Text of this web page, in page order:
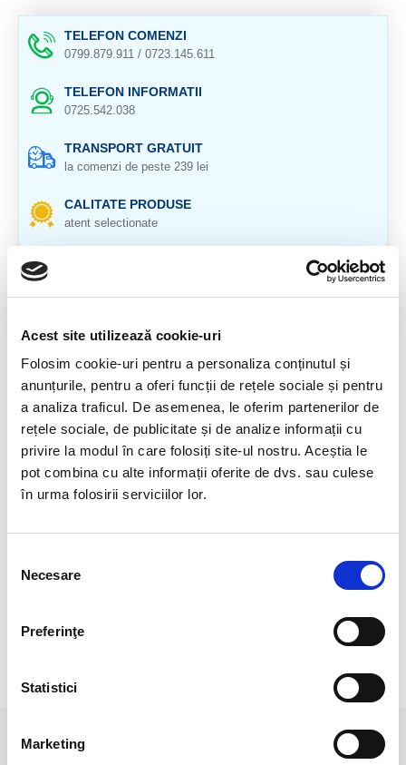
Acest site utilizează cookie-uri
Folosim cookie-uri pentru a personaliza conținutul și
anunțurile, pentru a oferi funcții de rețele sociale și pentru
a analiza traficul. De asemenea, le oferim partenerilor de
rețele sociale, de publicitate și de analize informații cu
privire la modul în care folosiți site-ul nostru. Aceștia le
pot combina cu alte informații oferite de dvs. sau culese
în urma folosirii serviciilor lor.
consimțământului
Necesare
Preferinţe
Statistici
Marketing
TELEFON COMENZI
0799.879.911 / 0723.145.611
TELEFON INFORMATII
0725.542.038
TRANSPORT GRATUIT
la comenzi de peste 239 lei
CALITATE PRODUSE
atent selectionate
pentru toate produsele
DESCRIERE PRODUS
Cristal natural 100 %.
Circumferinta: 5,5 cm
Cristal Unicat. Veti primi exact produsul din imagine.
mobilului/tabletei/laptopului dumneavoastra.
PRODUSE ASEMANATOARE